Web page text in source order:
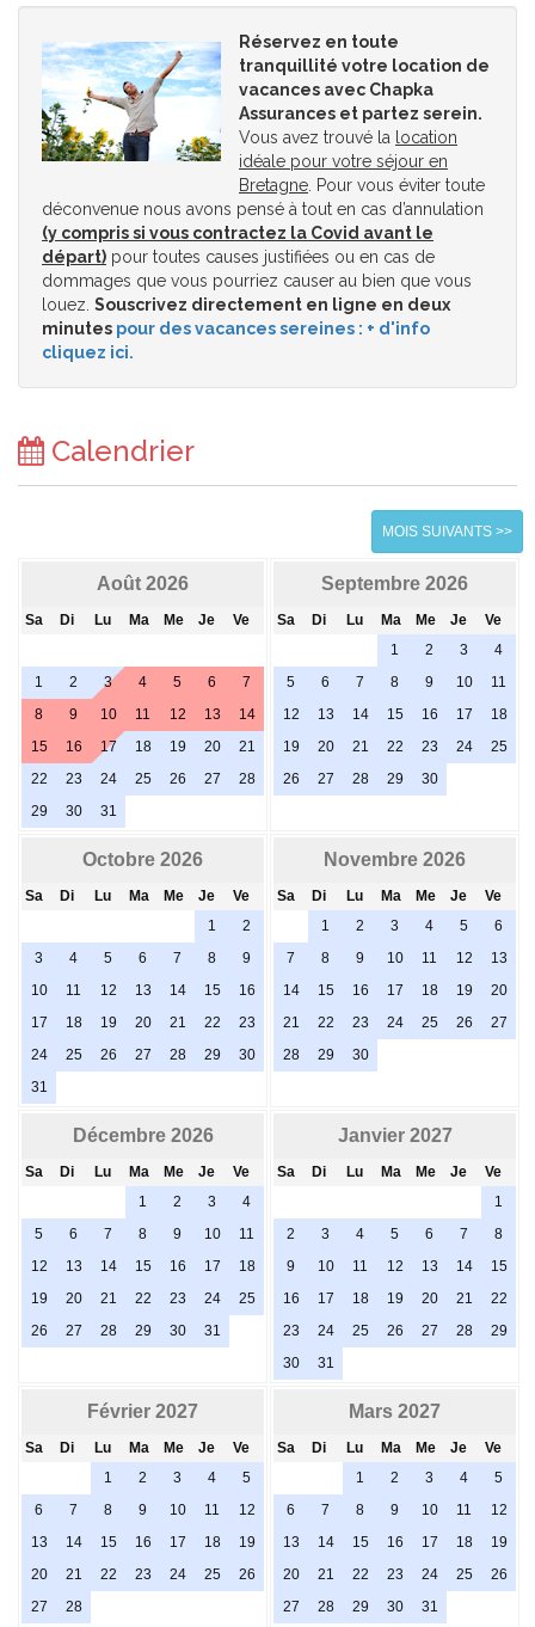
Réservez en toute
tranquillité votre location de
vacances avec Chapka
Assurances et partez serein.
Vous avez trouvé la
location
idéale pour votre séjour en
Bretagne . Pour vous éviter toute
déconvenue nous avons pensé à tout en cas d’annulation
(y compris si vous contractez la Covid avant le
départ) pour toutes causes justifiées ou en cas de
dommages que vous pourriez causer au bien que vous
louez. Souscrivez directement en ligne en deux
minutes pour des vacances sereines : + d'info
cliquez ici.
Calendrier
MOIS SUIVANTS >>
Août 2026
Sa Di Lu Ma Me Je Ve
1 2 3 4 5 6
7
8
9 10 11 12 13
14
15
16 17 18 19 20
21
22
23 24 25 26 27
28
29
30 31
Septembre 2026
Sa Di Lu Ma Me Je
Ve
1
2 3
4
5
6 7 8 9 10
11
12
13 14 15 16 17
18
19
20 21 22 23 24
25
26
27 28 29 30
Octobre 2026
Sa Di Lu Ma Me Je
Ve
1
2
3
4 5 6 7 8
9
10
11 12 13 14 15
16
17
18 19 20 21 22
23
24
25 26 27 28 29
30
31
Novembre 2026
Sa Di Lu Ma Me Je
Ve
1
2 3 4 5
6
7
8 9 10 11 12
13
14
15 16 17 18 19
20
21
22 23 24 25 26
27
28
29 30
Décembre 2026
Sa Di Lu Ma Me Je
Ve
1
2 3
4
5
6 7 8 9 10
11
12
13 14 15 16 17
18
19
20 21 22 23 24
25
26
27 28 29 30 31
Janvier 2027
Sa Di Lu Ma Me Je
Ve
1
2
3 4 5 6 7
8
9
10 11 12 13 14
15
16
17 18 19 20 21
22
23
24 25 26 27 28
29
30
31
Février 2027
Sa Di Lu Ma Me Je
Ve
1
2 3 4
5
6
7 8 9 10 11
12
13
14 15 16 17 18
19
20
21 22 23 24 25
26
27
28
Mars 2027
Sa Di Lu Ma Me Je
Ve
1
2 3 4
5
6
7 8 9 10 11
12
13
14 15 16 17 18
19
20
21 22 23 24 25
26
27
28 29 30 31